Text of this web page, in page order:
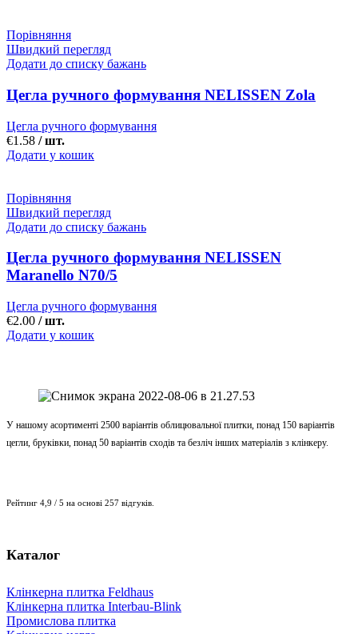
Порівняння
Швидкий перегляд
Додати до списку бажань
Цегла ручного формування NELISSEN Zola
Цегла ручного формування
€1.58 / шт.
Додати у кошик
Порівняння
Швидкий перегляд
Додати до списку бажань
Цегла ручного формування NELISSEN
Maranello N70/5
Цегла ручного формування
€2.00 / шт.
Додати у кошик
У нашому асортименті 2500 варіантів облицювальної плитки, понад 150 варіантів
цегли, бруківки, понад 50 варіантів сходів та безліч інших матеріалів з клінкеру.
Рейтинг 4,9 / 5 на основі 257 відгуків.
Каталог
Клінкерна плитка Feldhaus
Клінкерна плитка Interbau-Blink
Промислова плитка